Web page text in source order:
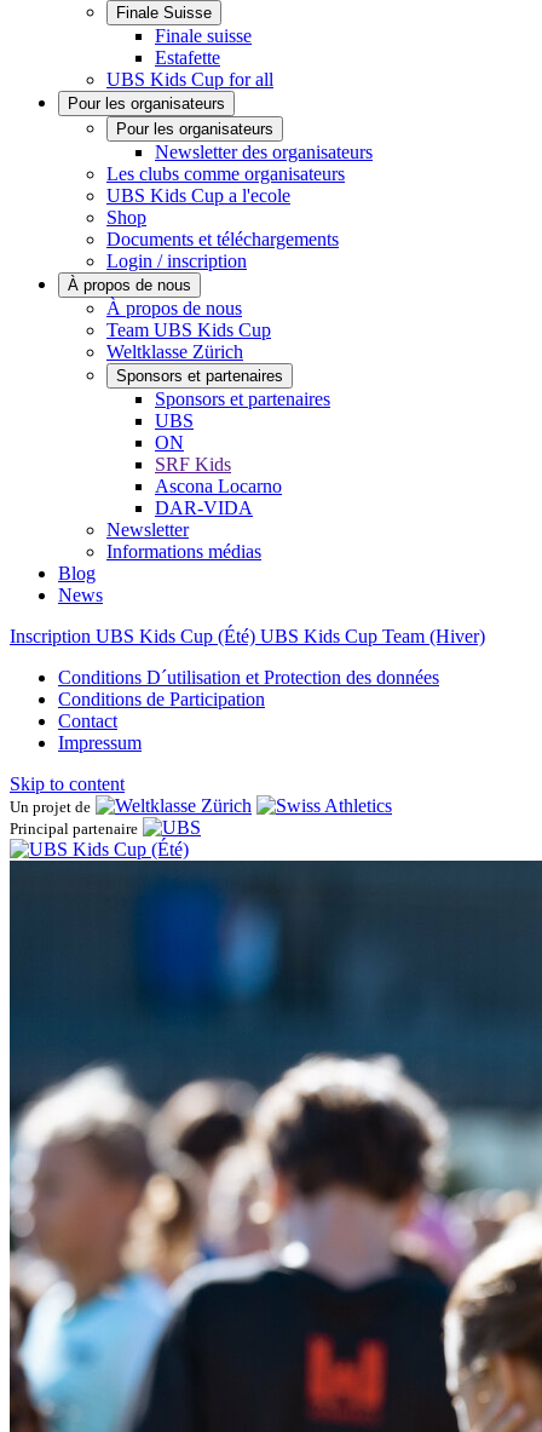
Finale Suisse
Finale suisse
Estafette
UBS Kids Cup for all
Pour les organisateurs
Pour les organisateurs
Newsletter des organisateurs
Les clubs comme organisateurs
UBS Kids Cup a l'ecole
Shop
Documents et téléchargements
Login / inscription
À propos de nous
À propos de nous
Team UBS Kids Cup
Weltklasse Zürich
Sponsors et partenaires
Sponsors et partenaires
UBS
ON
SRF Kids
Ascona ​Locarno
DAR-VIDA
Newsletter
Informations médias
Blog
News
Inscription UBS Kids Cup (Été) UBS Kids Cup Team (Hiver)
Conditions D´utilisation et Protection des données
Conditions de Participation
Contact
Impressum
Skip to content
Un projet de
Principal partenaire